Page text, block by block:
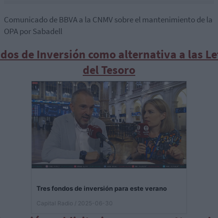
Comunicado de BBVA a la CNMV sobre el mantenimiento de la
OPA por Sabadell
de Inversión como alternativa a las
del Tesoro
Tres fondos de inversión para este verano
Capital Radio / 2025-06-30